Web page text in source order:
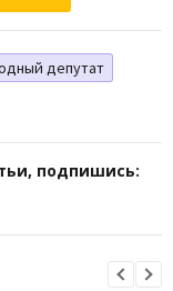
депутат
подпишись: